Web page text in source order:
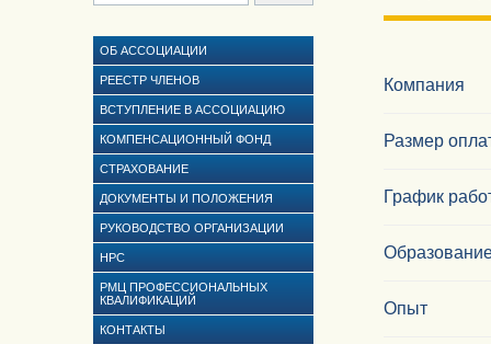
ОБ АССОЦИАЦИИ
РЕЕСТР ЧЛЕНОВ
ВСТУПЛЕНИЕ В АССОЦИАЦИЮ
КОМПЕНСАЦИОННЫЙ ФОНД
СТРАХОВАНИЕ
ДОКУМЕНТЫ И ПОЛОЖЕНИЯ
РУКОВОДСТВО ОРГАНИЗАЦИИ
НРС
РМЦ ПРОФЕССИОНАЛЬНЫХ
КВАЛИФИКАЦИЙ
КОНТАКТЫ
Компания
Размер
График
Опыт